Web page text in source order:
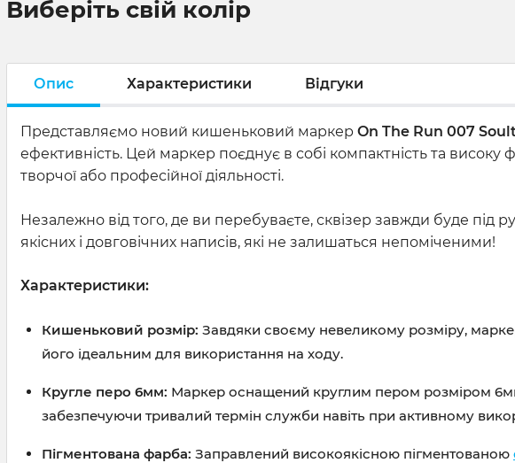
Виберіть свій колір
Опис Характеристики Відгуки
Представляємо новий кишеньковий маркер On The Run 007
ефективність. Цей маркер поєднує в собі компактність та
творчої або професійної діяльності.
Незалежно від того, де ви перебуваєте, сквізер завжди буде
якісних і довговічних написів, які не залишаться непоміченими!
Характеристики:
Кишеньковий розмір: Завдяки своєму невеликому розміру,
його ідеальним для використання на ходу.
Кругле перо 6мм: Маркер оснащений круглим пером розміром 6мм,
забезпечуючи тривалий термін служби навіть при активному
Пігментована фарба: Заправлений високоякісною пігментованою